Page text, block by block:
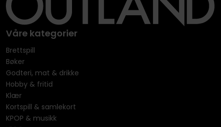
Våre kategorier
Brettspill
Bøker
Godteri, mat & drikke
Hobby & fritid
Klær
Kortspill & samlekort
KPOP & musikk